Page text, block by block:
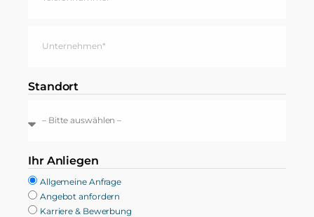
Standort
Ihr Anliegen
Allgemeine Anfrage
Angebot anfordern
Karriere & Bewerbung